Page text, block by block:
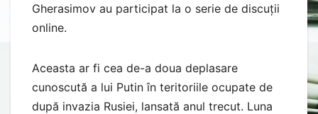
Gherasimov au participat la o serie de discuții
online.
Aceasta ar fi cea de-a doua deplasare
cunoscută a lui Putin în teritoriile ocupate de
după invazia Rusiei, lansată anul trecut. Luna